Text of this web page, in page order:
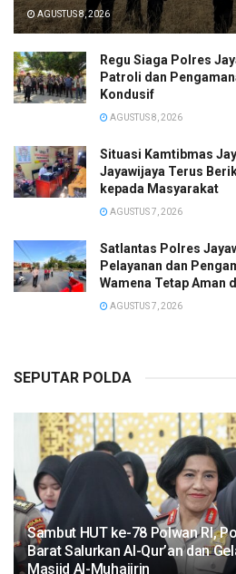
AGUSTUS 8, 2026
Regu Siaga Polres
Patroli dan
Kondusif
AGUSTUS 8, 2026
Situasi Kamtibmas
Jayawijaya Terus
kepada Masyarakat
AGUSTUS 7, 2026
Satlantas Polres
Pelayanan dan
Wamena Tetap Aman
AGUSTUS 7, 2026
SEPUTAR POLDA
Sambut HUT ke-78 Polwan RI,
Barat Salurkan Al-Qur’an dan
Masjid Al-Muhajirin